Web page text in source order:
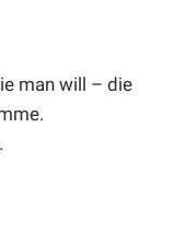
man will – die